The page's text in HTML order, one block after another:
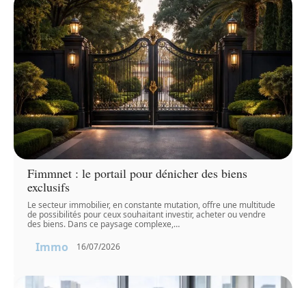
Fimmnet : le portail pour dénicher des biens
exclusifs
Le secteur immobilier, en constante mutation, offre une multitude
de possibilités pour ceux souhaitant investir, acheter ou vendre
des biens. Dans ce paysage complexe,…
Immo 16/07/2026